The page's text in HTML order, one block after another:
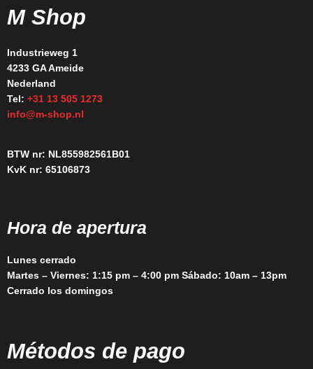
M Shop
Industrieweg 1
4233 GA Ameide
Nederland
Tel: +31 13 505 1273
info@m-shop.nl
BTW nr: NL855982561B01
KvK nr: 65106873
Hora de apertura
Lunes cerrado
Martes – Viernes: 1:15 pm – 4:00 pm Sábado: 10am – 13pm
Cerrado los domingos
Métodos de pago